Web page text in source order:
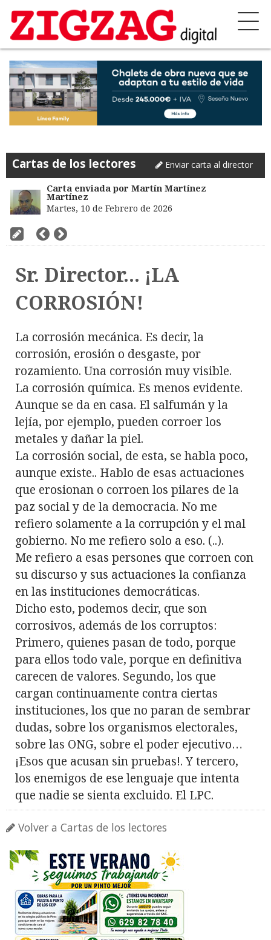
Cartas de los lectores Enviar carta al director
Carta enviada por Martín Martínez
Martínez
Martes, 10 de Febrero de 2026
Sr. Director... ¡LA
CORROSIÓN!
La corrosión mecánica. Es decir, la
corrosión, erosión o desgaste, por
rozamiento. Una corrosión muy visible.
La corrosión química. Es menos evidente.
Aunque se da en casa. El salfumán y la
lejía, por ejemplo, pueden corroer los
metales y dañar la piel.
La corrosión social, de esta, se habla poco,
aunque existe.. Hablo de esas actuaciones
que erosionan o corroen los pilares de la
paz social y de la democracia. No me
refiero solamente a la corrupción y el mal
gobierno. No me refiero solo a eso. (..).
Me refiero a esas persones que corroen con
su discurso y sus actuaciones la confianza
en las instituciones democráticas.
Dicho esto, podemos decir, que son
corrosivos, además de los corruptos:
Primero, quienes pasan de todo, porque
para ellos todo vale, porque en definitiva
carecen de valores. Segundo, los que
cargan continuamente contra ciertas
instituciones, los que no paran de sembrar
dudas, sobre los organismos electorales,
sobre las ONG, sobre el poder ejecutivo…
¡Esos que acusan sin pruebas!. Y tercero,
los enemigos de ese lenguaje que intenta
que nadie se sienta excluido. El LPC.
Volver a Cartas de los lectores